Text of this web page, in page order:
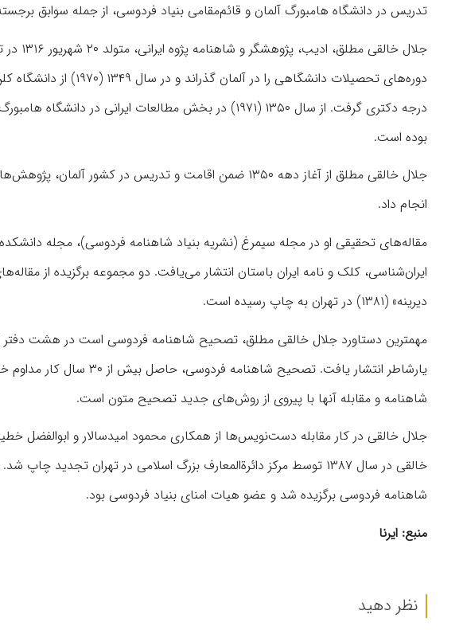
تدریس در دانشگاه هامبورگ آلمان و قائم‌مقامی بنیاد فردوسی، از جمله سوابق
جلال
دوره‌های تحصیلات
درجه دکتری گرفت. از سال ۱۳۵۰ (۱۹۷۱) در بخش مطالعات
بوده است.
جلال خالقی مطلق از آغاز دهه ۱۳۵۰ ضمن اقامت و تدریس در
انجام داد.
مقاله‌های تحقیقی او در مجله سیمرغ (نشریه بنیاد شاهنامه فردوسی)، مجله دانشکده
دیرینه» (۱۳۸۱) در تهران به چاپ رسیده‌ است.
یارشاطر انتشار یافت. تصحیح
شاهنامه و مقابله آنها با پیروی از روش‌های جدید تصحیح متون است.
جلال خالقی در کار مقابله دست‌نویس‌ها از همکاری محمود امیدسالار و ابوالفضل
خالقی در سال ۱۳۸۷ توسط مرکز دائرةالمعارف بزرگ اسلامی در تهران
شاهنامه فردوسی برگزیده شد و عضو هیات امنای بنیاد فردوسی بود.
منبع: ایرنا
نظر دهید